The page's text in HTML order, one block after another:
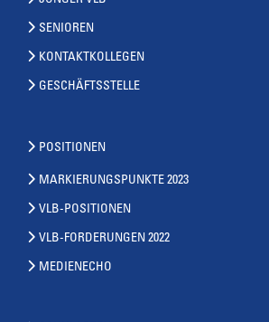
SENIOREN
KONTAKTKOLLEGEN
GESCHÄFTSSTELLE
POSITIONEN
MARKIERUNGSPUNKTE 2023
VLB-POSITIONEN
VLB-FORDERUNGEN 2022
MEDIENECHO